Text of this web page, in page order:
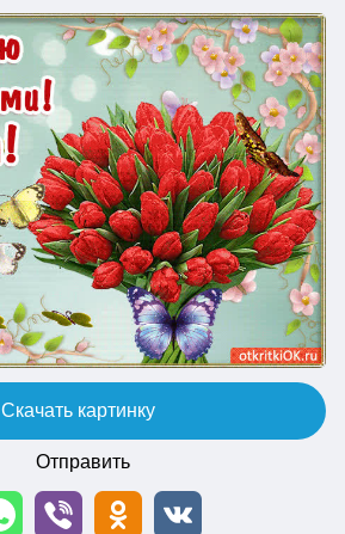
Скачать картинку
Отправить